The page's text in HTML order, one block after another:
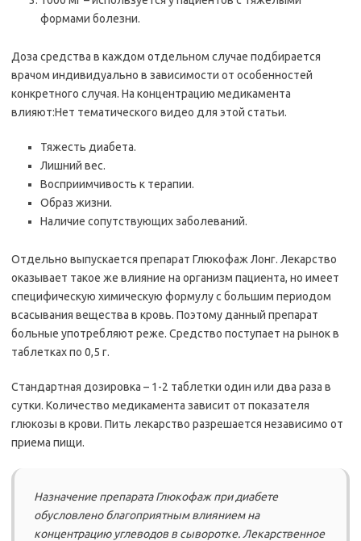
формами болезни.
Доза средства в каждом отдельном случае подбирается
врачом индивидуально в зависимости от особенностей
конкретного случая. На концентрацию медикамента
влияют:Нет тематического видео для этой статьи.
Тяжесть диабета.
Лишний вес.
Восприимчивость к терапии.
Образ жизни.
Наличие сопутствующих заболеваний.
Отдельно выпускается препарат Глюкофаж Лонг. Лекарство
оказывает такое же влияние на организм пациента, но имеет
специфическую химическую формулу с большим периодом
всасывания вещества в кровь. Поэтому данный препарат
больные употребляют реже. Средство поступает на рынок в
таблетках по 0,5 г.
Стандартная дозировка – 1-2 таблетки один или два раза в
сутки. Количество медикамента зависит от показателя
глюкозы в крови. Пить лекарство разрешается независимо от
приема пищи.
Назначение препарата Глюкофаж при диабете
обусловлено благоприятным влиянием на
концентрацию углеводов в сыворотке. Лекарственное